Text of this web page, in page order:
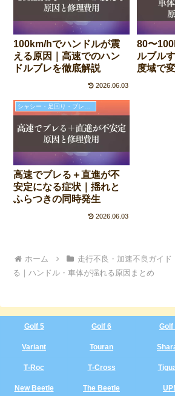
100km/hでハンドルが震
える原因｜高速でのハン
ドルブレを徹底解説
2026.06.03
80〜
ルブル
度域で
シャシー・足回り・ブレーキの故障と修理費用
高速でブレる＋直進が不
安定になる症状｜揺れと
ふらつきの同時発生
2026.06.03
ホーム 走行不良・加速不良ガイド
る｜ハンドル・車体が揺れる原因まとめ
Golf 5 Golf 6 Golf
Variant Touran
T‑Roc T‑Cross
New Beetle The Beetle UP!